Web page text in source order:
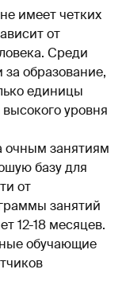
имеет четких
от
Среди
образование,
единицы
уровня
очным занятиям
базу для
от
занятий
12-18 месяцев.
обучающие